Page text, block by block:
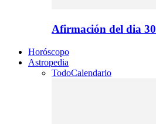
Afirmación del dia
Horóscopo
Astropedia
TodoCalendario